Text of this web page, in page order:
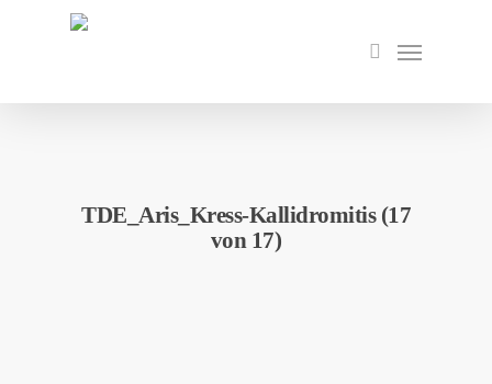
search
Menu
TDE_Aris_Kress-Kallidromitis (17
von 17)